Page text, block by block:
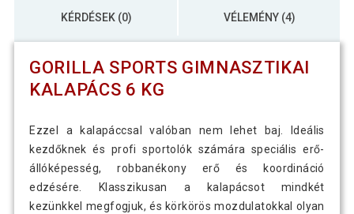
KÉRDÉSEK (0) VÉLEMÉNY (4)
GORILLA SPORTS GIMNASZTIKAI
KALAPÁCS 6 KG
Ezzel a kalapáccsal valóban nem lehet baj. Ideális
kezdőknek és profi sportolók számára speciális erő-
állóképesség, robbanékony erő és koordináció
edzésére. Klasszikusan a kalapácsot mindkét
kezünkkel megfogjuk, és körkörös mozdulatokkal olyan